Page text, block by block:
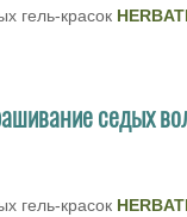
гель-красок
седых
гель-красок